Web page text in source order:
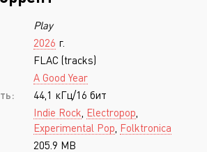
Play
2026 г.
FLAC (tracks)
A Good Year
44,1 кГц/16 бит
Indie Rock Electropop
Experimental Pop Folktronica
205.9 MB